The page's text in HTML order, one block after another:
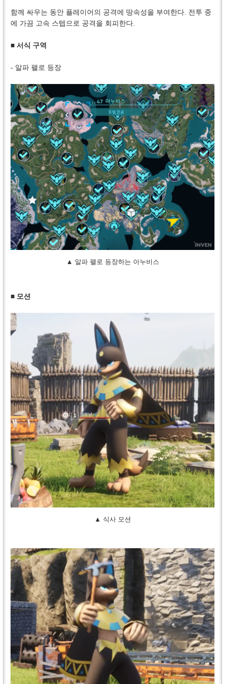
함께 싸우는 동안 플레이어의 공격에 땅속성을 부여한다. 전투 중
에 가끔 고속 스텝으로 공격을 회피한다.
■ 서식 구역
- 알파 팰로 등장
▲ 알파 팰로 등장하는 아누비스
■ 모션
▲ 식사 모션